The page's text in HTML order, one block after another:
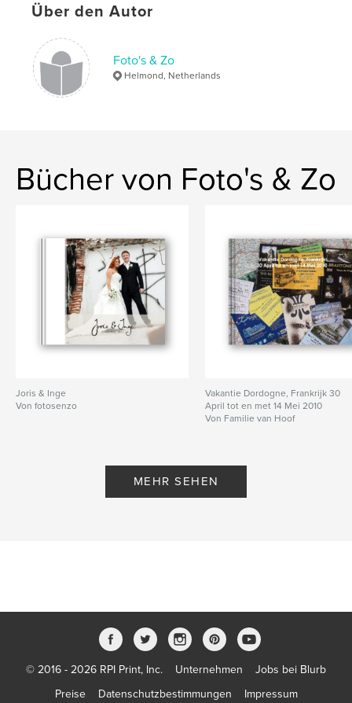
Über den Autor
Foto's & Zo
Helmond, Netherlands
Bücher von Foto's & Zo
Joris & Inge
Von fotosenzo
Vakantie Dordogne, Frankrijk 30
April tot en met 14 Mei 2010
Von Familie van Hoof
MEHR SEHEN
© 2016 - 2026 RPI Print, Inc. Unternehmen
Jobs bei Blurb
Preise
Datenschutzbestimmungen Impressum